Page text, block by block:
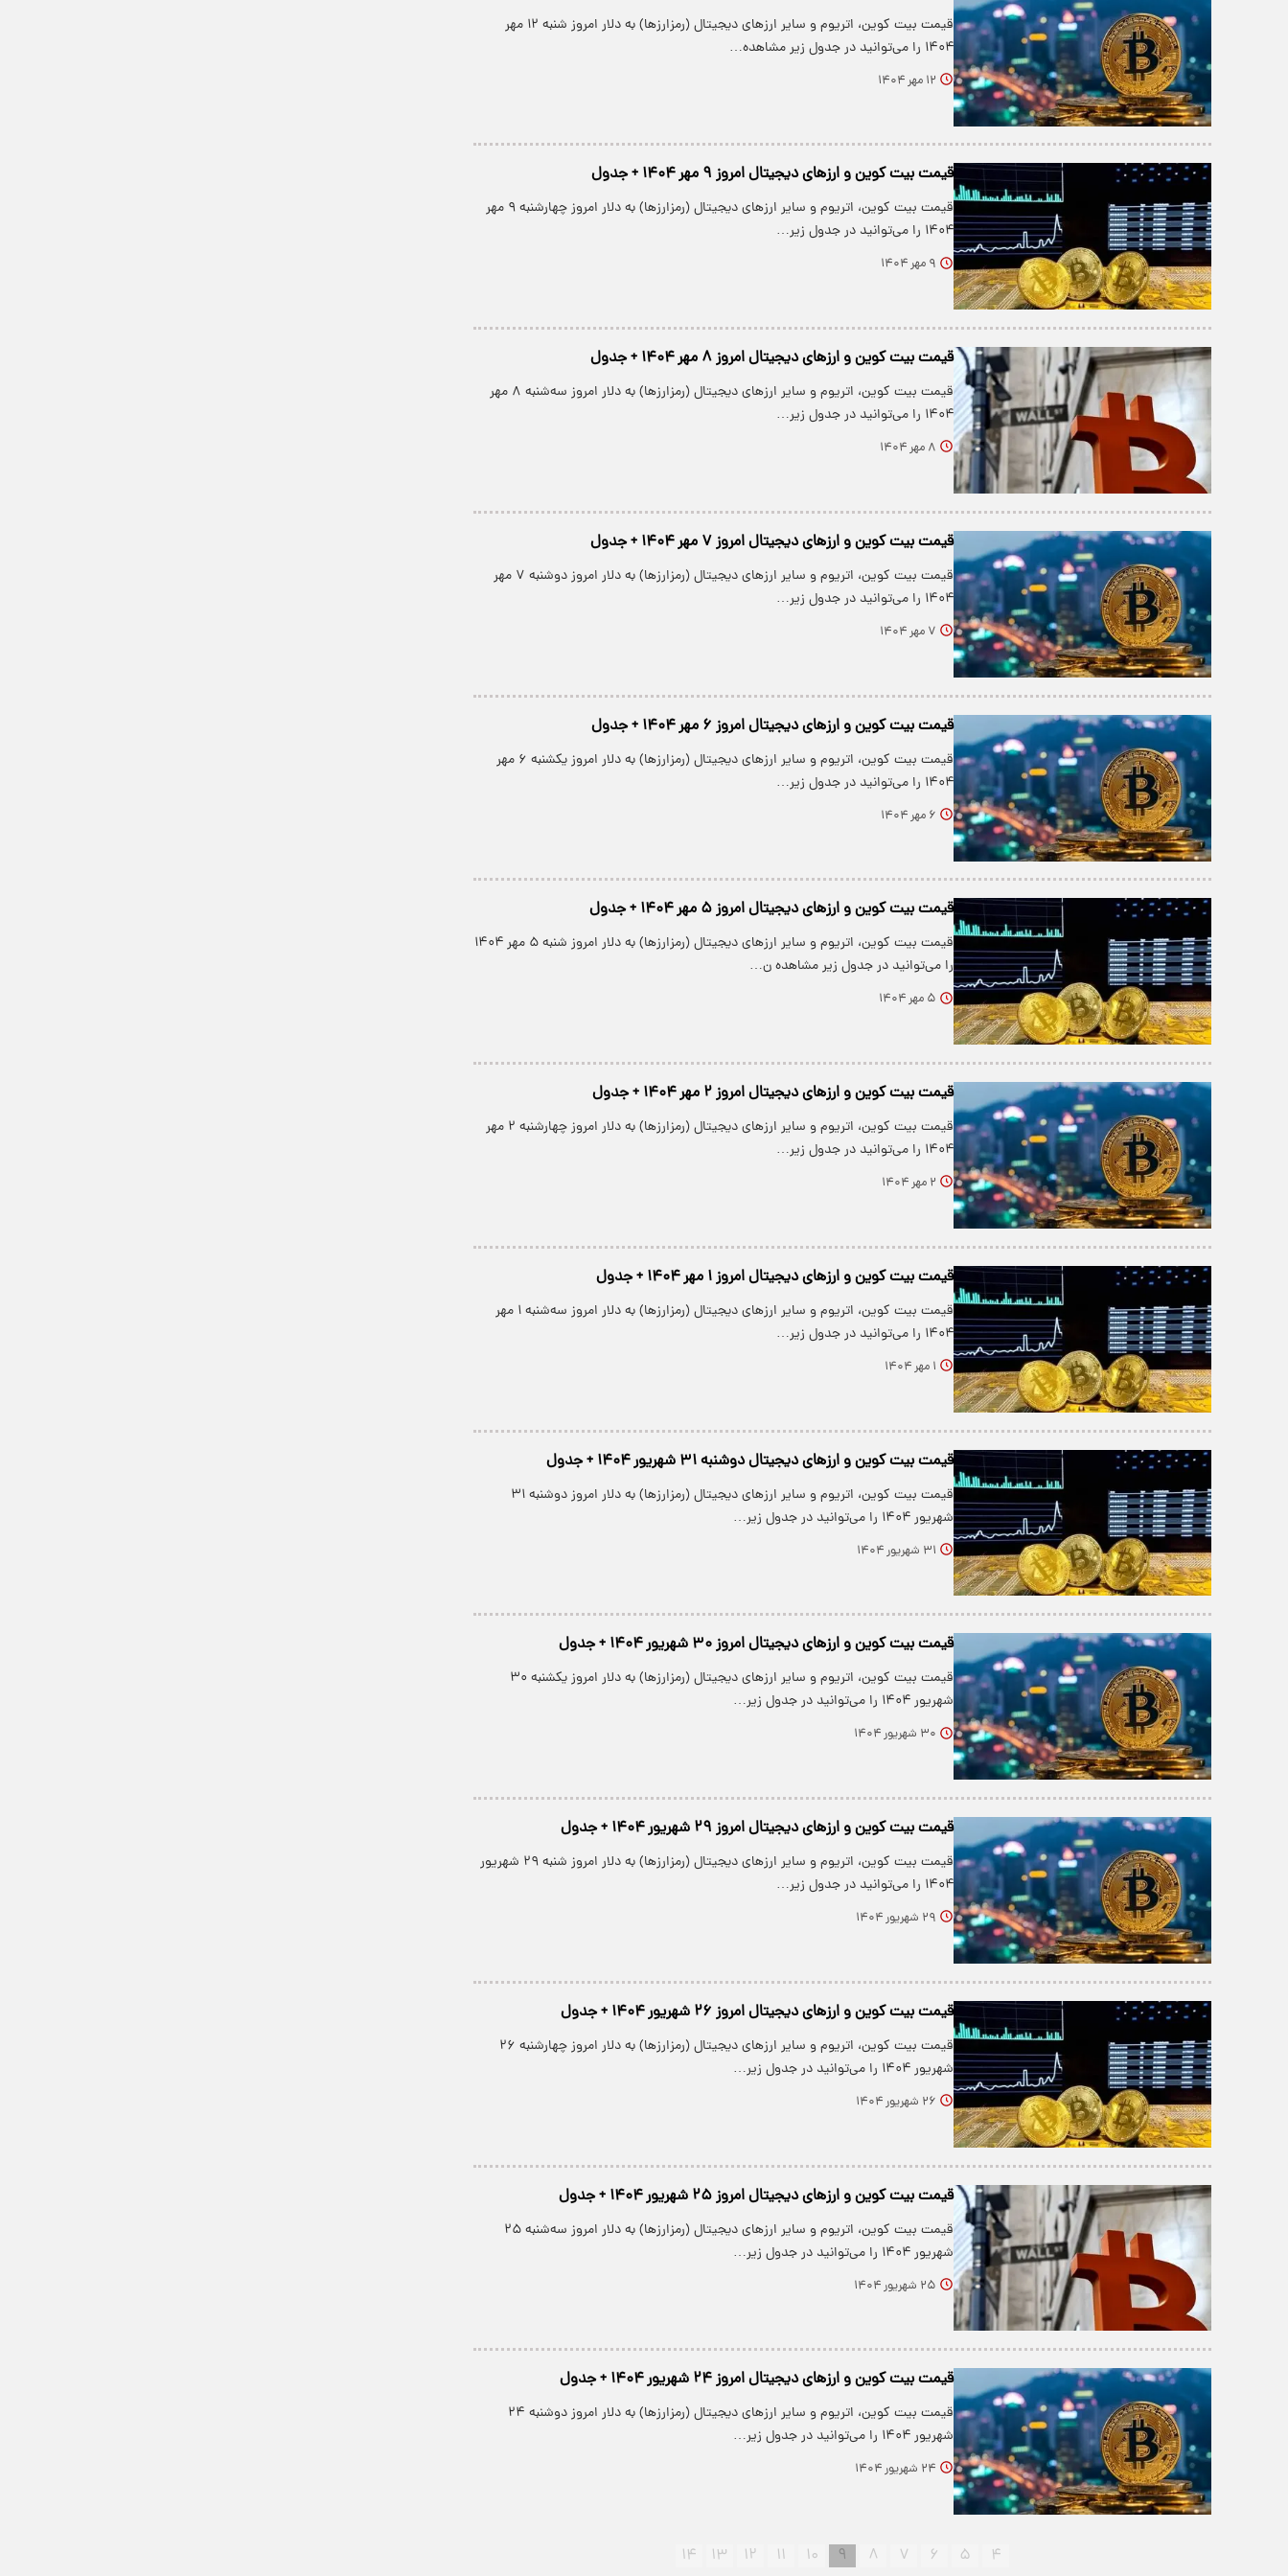
قیمت بیت کوین، اتریوم و سایر ارز‌های دیجیتال (رمزارزها) به دلار امروز شنبه ۱۲ مهر
۱۴۰۴ را می‌توانید در جدول زیر مشاهده…
۱۲ مهر ۱۴۰۴
قیمت بیت کوین و ارز‌های دیجیتال امروز ۹ مهر ۱۴۰۴ + جدول
قیمت بیت کوین، اتریوم و سایر ارز‌های دیجیتال (رمزارزها) به دلار امروز چهارشنبه ۹ مهر
۱۴۰۴ را می‌توانید در جدول زیر…
۹ مهر ۱۴۰۴
قیمت بیت کوین و ارز‌های دیجیتال امروز ۸ مهر ۱۴۰۴ + جدول
قیمت بیت کوین، اتریوم و سایر ارز‌های دیجیتال (رمزارزها) به دلار امروز سه‌شنبه ۸ مهر
۱۴۰۴ را می‌توانید در جدول زیر…
۸ مهر ۱۴۰۴
قیمت بیت کوین و ارز‌های دیجیتال امروز ۷ مهر ۱۴۰۴ + جدول
قیمت بیت کوین، اتریوم و سایر ارز‌های دیجیتال (رمزارزها) به دلار امروز دوشنبه ۷ مهر
۱۴۰۴ را می‌توانید در جدول زیر…
۷ مهر ۱۴۰۴
قیمت بیت کوین و ارز‌های دیجیتال امروز ۶ مهر ۱۴۰۴ + جدول
قیمت بیت کوین، اتریوم و سایر ارز‌های دیجیتال (رمزارزها) به دلار امروز یکشنبه ۶ مهر
۱۴۰۴ را می‌توانید در جدول زیر…
۶ مهر ۱۴۰۴
قیمت بیت کوین و ارز‌های دیجیتال امروز ۵ مهر ۱۴۰۴ + جدول
قیمت بیت کوین، اتریوم و سایر ارز‌های دیجیتال (رمزارزها) به دلار امروز شنبه ۵ مهر ۱۴۰۴
را می‌توانید در جدول زیر مشاهده ن…
۵ مهر ۱۴۰۴
قیمت بیت کوین و ارز‌های دیجیتال امروز ۲ مهر ۱۴۰۴ + جدول
قیمت بیت کوین، اتریوم و سایر ارز‌های دیجیتال (رمزارزها) به دلار امروز چهارشنبه ۲ مهر
۱۴۰۴ را می‌توانید در جدول زیر…
۲ مهر ۱۴۰۴
قیمت بیت کوین و ارز‌های دیجیتال امروز ۱ مهر ۱۴۰۴ + جدول
قیمت بیت کوین، اتریوم و سایر ارز‌های دیجیتال (رمزارزها) به دلار امروز سه‌شنبه ۱ مهر
۱۴۰۴ را می‌توانید در جدول زیر…
۱ مهر ۱۴۰۴
قیمت بیت کوین و ارز‌های دیجیتال دوشنبه ۳۱ شهریور ۱۴۰۴ + جدول
قیمت بیت کوین، اتریوم و سایر ارز‌های دیجیتال (رمزارزها) به دلار امروز دوشنبه ۳۱
شهریور ۱۴۰۴ را می‌توانید در جدول زیر…
۳۱ شهریور ۱۴۰۴
قیمت بیت کوین و ارز‌های دیجیتال امروز ۳۰ شهریور ۱۴۰۴ + جدول
قیمت بیت کوین، اتریوم و سایر ارز‌های دیجیتال (رمزارزها) به دلار امروز یکشنبه ۳۰
شهریور ۱۴۰۴ را می‌توانید در جدول زیر…
۳۰ شهریور ۱۴۰۴
قیمت بیت کوین و ارز‌های دیجیتال امروز ۲۹ شهریور ۱۴۰۴ + جدول
قیمت بیت کوین، اتریوم و سایر ارز‌های دیجیتال (رمزارزها) به دلار امروز شنبه ۲۹ شهریور
۱۴۰۴ را می‌توانید در جدول زیر…
۲۹ شهریور ۱۴۰۴
قیمت بیت کوین و ارز‌های دیجیتال امروز ۲۶ شهریور ۱۴۰۴ + جدول
قیمت بیت کوین، اتریوم و سایر ارز‌های دیجیتال (رمزارزها) به دلار امروز چهارشنبه ۲۶
شهریور ۱۴۰۴ را می‌توانید در جدول زیر…
۲۶ شهریور ۱۴۰۴
قیمت بیت کوین و ارز‌های دیجیتال امروز ۲۵ شهریور ۱۴۰۴ + جدول
قیمت بیت کوین، اتریوم و سایر ارز‌های دیجیتال (رمزارزها) به دلار امروز سه‌شنبه ۲۵
شهریور ۱۴۰۴ را می‌توانید در جدول زیر…
۲۵ شهریور ۱۴۰۴
قیمت بیت کوین و ارز‌های دیجیتال امروز ۲۴ شهریور ۱۴۰۴ + جدول
قیمت بیت کوین، اتریوم و سایر ارز‌های دیجیتال (رمزارزها) به دلار امروز دوشنبه ۲۴
شهریور ۱۴۰۴ را می‌توانید در جدول زیر…
۲۴ شهریور ۱۴۰۴
۴ ۵ ۶ ۷ ۸ ۹ ۱۰ ۱۱ ۱۲ ۱۳ ۱۴